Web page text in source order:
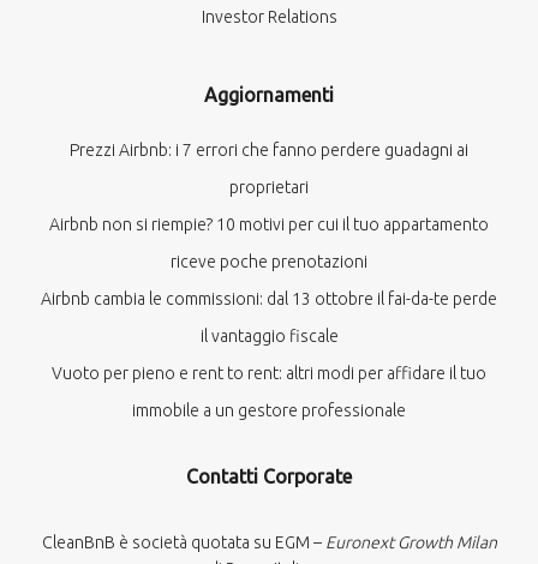
Investor Relations
Aggiornamenti
Prezzi Airbnb: i 7 errori che fanno perdere guadagni ai
proprietari
Airbnb non si riempie? 10 motivi per cui il tuo appartamento
riceve poche prenotazioni
Airbnb cambia le commissioni: dal 13 ottobre il fai-da-te perde
il vantaggio fiscale
Vuoto per pieno e rent to rent: altri modi per affidare il tuo
immobile a un gestore professionale
Contatti Corporate
CleanBnB è società quotata su EGM – Euronext Growth Milan